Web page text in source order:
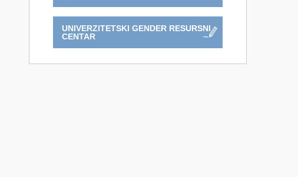
UNIVERZITETSKI GENDER RESURSNI
CENTAR